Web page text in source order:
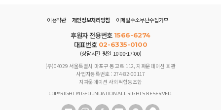
이용약관 개인정보처리방침 이메일주소무단수집거부
후원자 전용번호 1566-6274
대표번호 02-6335-0100
(상담시간 평일 10:00-17:00)
(우)04029 서울특별시 마포구 동교로 112, 지파운데이션 회관
사업자등록번호 : 274-82-00117
지파운데이션 사회적협동조합
COPYRIGHT © GFOUNDATION ALL RIGHTS RESERVED.